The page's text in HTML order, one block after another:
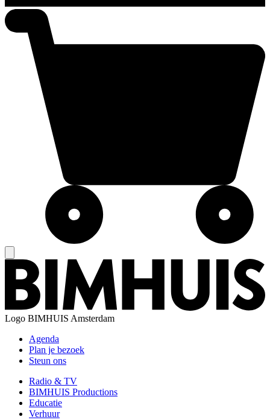
Logo BIMHUIS Amsterdam
Agenda
Plan je bezoek
Steun ons
Radio & TV
BIMHUIS Productions
Educatie
Verhuur